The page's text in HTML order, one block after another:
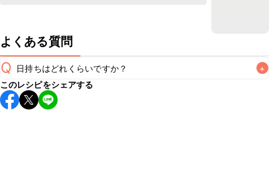
よくある質問
Q 日持ちはどれくらいですか？ +
保存期間は冷蔵で当日中が目安です。なるべくお早めにお召
し上がりください。
このレシピをシェアする